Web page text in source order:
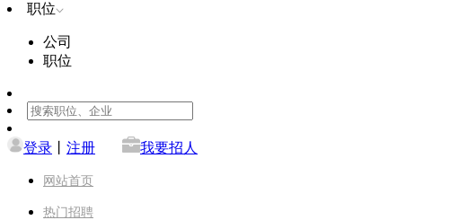
职位
公司
职位
登录 注册 我要招人
网站首页
热门招聘